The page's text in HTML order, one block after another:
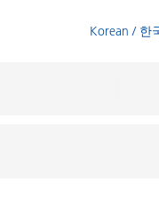
Korean / 한